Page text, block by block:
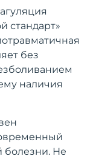
стандарт»
без
наличия
болезни. Не